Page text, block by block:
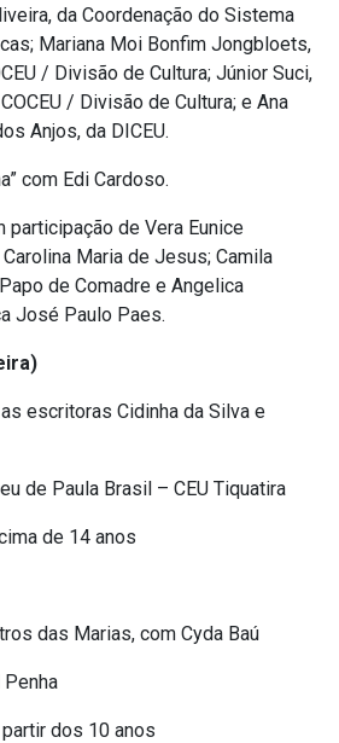
da Coordenação do Sistema
Mariana Moi Bonfim Jongbloets,
/ Divisão de Cultura; Júnior Suci,
/ Divisão de Cultura; e Ana
Anjos, da DICEU.
com Edi Cardoso.
de Vera Eunice
Maria de Jesus; Camila
de Comadre e Angelica
José Paulo Paes.
escritoras Cidinha da Silva e
de Paula Brasil – CEU Tiquatira
de 14 anos
das Marias, com Cyda Baú
Penha
dos 10 anos